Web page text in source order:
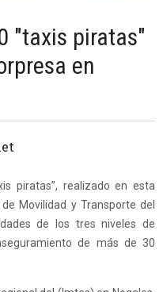
"taxis piratas"
en
piratas”, realizado en esta
Movilidad y Transporte del
de los tres niveles de
de más de 30